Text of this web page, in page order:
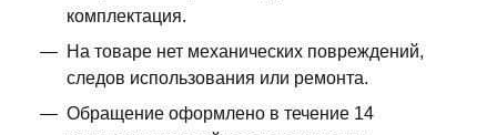
комплектация.
На товаре нет механических повреждений,
следов использования или ремонта.
Обращение оформлено в течение 14